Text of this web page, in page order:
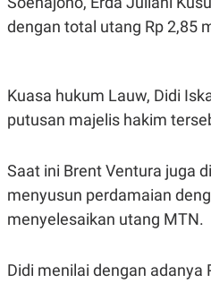
A
K
N
T
E
N
I
E
L
E
S
R
dengan total utang Rp 2,85
Kuasa hukum Lauw, Didi
putusan majelis hakim
Saat ini Brent Ventura juga
menyusun perdamaian
menyelesaikan utang MTN.
Didi menilai dengan adanya